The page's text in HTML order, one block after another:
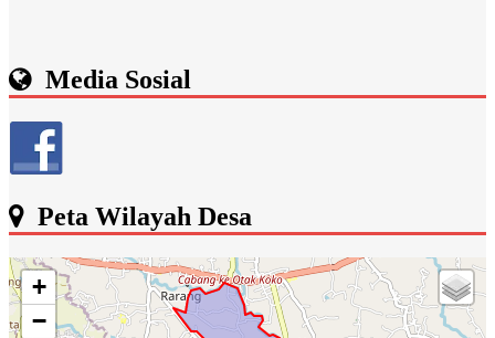
Media Sosial
Peta Wilayah Desa
+
−